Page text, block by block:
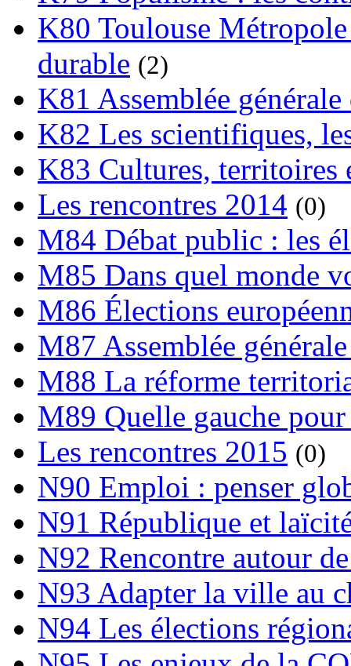
K80 Toulouse
durable (2)
K81 Assemblée
K82 Les scientifiques,
K83 Cultures, territoires
Les rencontres 2014 (0)
M84 Débat public : les
M85 Dans quel monde
M86 Élections
M87 Assemblée
M88 La réforme
M89 Quelle gauche
Les rencontres 2015 (0)
N90 Emploi : penser
N91 République et
N92 Rencontre autour
N93 Adapter la ville au
N94 Les élections